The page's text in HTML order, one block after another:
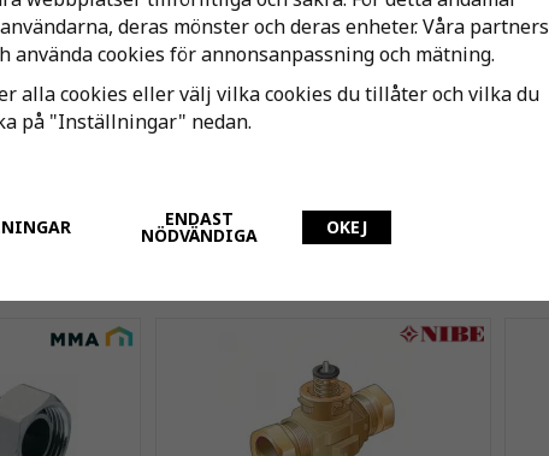
deras mönster och deras enheter. Våra partners
använda cookies för annonsanpassning och mätning.
alla cookies eller välj vilka cookies du tillåter och vilka du
på "Inställningar" nedan.
ENDAST
NÖDVÄNDIGA OKEJ